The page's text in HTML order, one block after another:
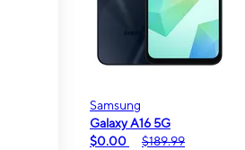
Samsung
Galaxy A16 5G
$0.00
$189.99